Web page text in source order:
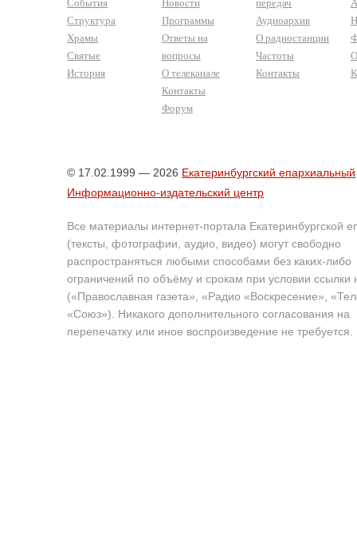
События
Структура
Храмы
Святые
История
Новости
Программы
Ответы на
вопросы
О телеканале
Контакты
Форум
передач
Аудиоархив
О радиостанции
Частоты
Контакты
© 17.02.1999 — 2026 Екатеринбургский епархиальный
Информационно-издательский центр
Все материалы интернет-портала Екатеринбургской
(тексты, фотографии, аудио, видео) могут свободно
распространяться любыми способами без каких-либо
ограничений по объёму и срокам при условии ссылки
(«Православная газета», «Радио «Воскресение»,
«Союз»). Никакого дополнительного согласования на
перепечатку или иное воспроизведение не требуется.